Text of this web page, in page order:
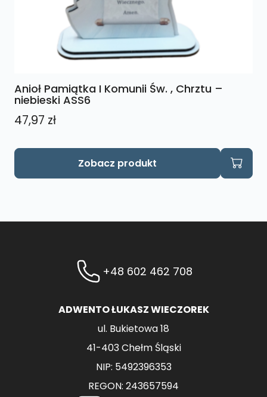
Anioł Pamiątka I Komunii Św. , Chrztu –
niebieski ASS6
47,97 zł
Zobacz produkt
+48 602 462 708
ADWENTO ŁUKASZ WIECZOREK
ul. Bukietowa 18
41-403 Chełm Śląski
NIP: 5492396353
REGON: 243657594